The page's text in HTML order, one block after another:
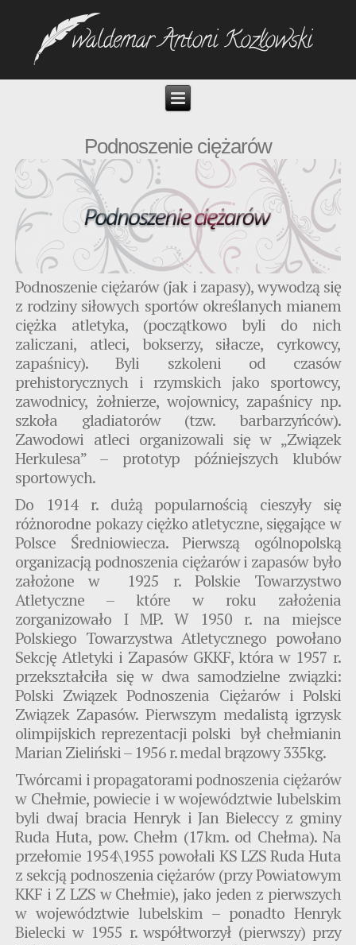
Podnoszenie ciężarów
Podnoszenie ciężarów (jak i zapasy), wywodzą się
z rodziny siłowych sportów określanych mianem
ciężka atletyka, (początkowo byli do nich
zaliczani, atleci, bokserzy, siłacze, cyrkowcy,
zapaśnicy). Byli szkoleni od czasów
prehistorycznych i rzymskich jako sportowcy,
zawodnicy, żołnierze, wojownicy, zapaśnicy np.
szkoła gladiatorów (tzw. barbarzyńców).
Zawodowi atleci organizowali się w „Związek
Herkulesa” – prototyp późniejszych klubów
sportowych.
Do 1914 r. dużą popularnością cieszyły się
różnorodne pokazy ciężko atletyczne, sięgające w
Polsce Średniowiecza. Pierwszą ogólnopolską
organizacją podnoszenia ciężarów i zapasów było
założone w 1925 r. Polskie Towarzystwo
Atletyczne – które w roku założenia
zorganizowało I MP. W 1950 r. na miejsce
Polskiego Towarzystwa Atletycznego powołano
Sekcję Atletyki i Zapasów GKKF, która w 1957 r.
przekształciła się w dwa samodzielne związki:
Polski Związek Podnoszenia Ciężarów i Polski
Związek Zapasów. Pierwszym medalistą igrzysk
olimpijskich reprezentacji polski był chełmianin
Marian Zieliński – 1956 r. medal brązowy 335kg.
Twórcami i propagatorami podnoszenia ciężarów
w Chełmie, powiecie i w województwie lubelskim
byli dwaj bracia Henryk i Jan Bieleccy z gminy
Ruda Huta, pow. Chełm (17km. od Chełma). Na
przełomie 1954\1955 powołali KS LZS Ruda Huta
z sekcją podnoszenia ciężarów (przy Powiatowym
KKF i Z LZS w Chełmie), jako jeden z pierwszych
w województwie lubelskim – ponadto Henryk
Bielecki w 1955 r. współtworzył (pierwszy) przy